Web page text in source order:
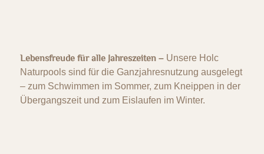
Lebensfreude für alle Jahreszeiten– Unsere Holc
Naturpools sind für die Ganzjahresnutzung ausgelegt
– zum Schwimmen im Sommer, zum Kneippen in der
Übergangszeit und zum Eislaufen im Winter.